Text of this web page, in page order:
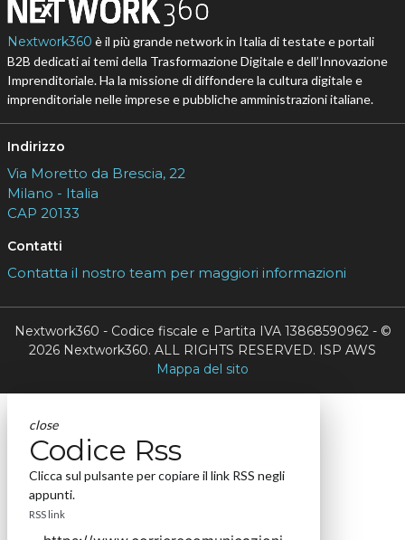
Nextwork360 è il più grande network in Italia di testate e portali
B2B dedicati ai temi della Trasformazione Digitale e dell’Innovazione
Imprenditoriale. Ha la missione di diffondere la cultura digitale e
imprenditoriale nelle imprese e pubbliche amministrazioni italiane.
Indirizzo
Via Moretto da Brescia, 22
Milano - Italia
CAP 20133
Contatti
Contatta il nostro team per maggiori informazioni
Nextwork360 - Codice fiscale e Partita IVA 13868590962 - ©
2026 Nextwork360. ALL RIGHTS RESERVED. ISP AWS
Mappa del sito
close
Codice Rss
Clicca sul pulsante per copiare il link RSS negli
appunti.
RSS link